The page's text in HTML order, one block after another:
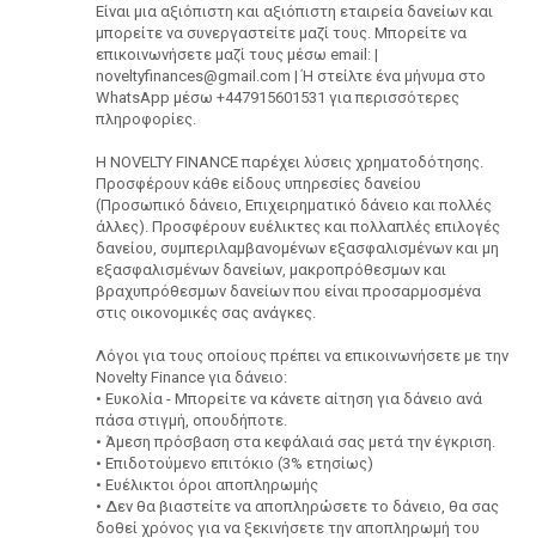
Είναι μια αξιόπιστη και αξιόπιστη εταιρεία δανείων και
μπορείτε να συνεργαστείτε μαζί τους. Μπορείτε να
επικοινωνήσετε μαζί τους μέσω email: |
noveltyfinances@gmail.com | Ή στείλτε ένα μήνυμα στο
WhatsApp μέσω +447915601531 για περισσότερες
πληροφορίες.
Η NOVELTY FINANCE παρέχει λύσεις χρηματοδότησης.
Προσφέρουν κάθε είδους υπηρεσίες δανείου
(Προσωπικό δάνειο, Επιχειρηματικό δάνειο και πολλές
άλλες). Προσφέρουν ευέλικτες και πολλαπλές επιλογές
δανείου, συμπεριλαμβανομένων εξασφαλισμένων και μη
εξασφαλισμένων δανείων, μακροπρόθεσμων και
βραχυπρόθεσμων δανείων που είναι προσαρμοσμένα
στις οικονομικές σας ανάγκες.
Λόγοι για τους οποίους πρέπει να επικοινωνήσετε με την
Novelty Finance για δάνειο:
• Ευκολία - Μπορείτε να κάνετε αίτηση για δάνειο ανά
πάσα στιγμή, οπουδήποτε.
• Άμεση πρόσβαση στα κεφάλαιά σας μετά την έγκριση.
• Επιδοτούμενο επιτόκιο (3% ετησίως)
• Ευέλικτοι όροι αποπληρωμής
• Δεν θα βιαστείτε να αποπληρώσετε το δάνειο, θα σας
δοθεί χρόνος για να ξεκινήσετε την αποπληρωμή του